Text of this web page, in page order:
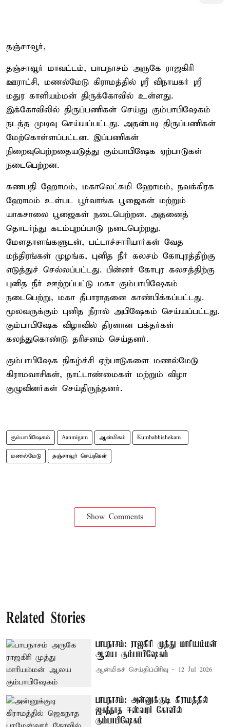
தஞ்சாவூர்,
தஞ்சாவூர் மாவட்டம், பாபநாசம் அருகே ராஜகிரி
ஊராட்சி, மணல்மேடு கிராமத்தில் ஸ்ரீ விநாயகர் ஸ்ரீ
மதுர காளியம்மன் திருக்கோவில் உள்ளது.
இக்கோவிலில் திருப்பணிகள் செய்து கும்பாபிஷேகம்
நடத்த முடிவு செய்யப்பட்டது. அதன்படி திருப்பணிகள்
மேற்கொள்ளப்பட்டன. இப்பணிகள்
நிறைவுபெற்றதையடுத்து கும்பாபிஷேக ஏற்பாடுகள்
நடைபெற்றன.
கணபதி ஹோமம், மகாலெட்சுமி ஹோமம், நவக்கிரக
ஹோமம் உள்பட பூர்வாங்க பூஜைகள் மற்றும்
யாகசாலை பூஜைகள் நடைபெற்றன. அதனைத்
தொடர்ந்து கடம்புறப்பாடு நடைபெற்றது.
மேளதாளங்களுடன், பட்டாச்சாரியார்கள் வேத
மந்திரங்கள் முழங்க, புனித நீர் கலசம் கோபுரத்திற்கு
எடுத்துச் செல்லப்பட்டது. பின்னர் கோபுர கலசத்திற்கு
புனித நீர் ஊற்றப்பட்டு மகா கும்பாபிஷேகம்
நடைபெற்று, மகா தீபாராதனை காண்பிக்கப்பட்டது.
மூலவருக்கும் புனித நீரால் அபிஷேகம் செய்யப்பட்டது.
கும்பாபிஷேக விழாவில் திரளான பக்தர்கள்
கலந்துகொண்டு தரிசனம் செய்தனர்.
கும்பாபிஷேக நிகழ்ச்சி ஏற்பாடுகளை மணல்மேடு
கிராமவாசிகள், நாட்டாண்மைகள் மற்றும் விழா
குழுவினர்கள் செய்திருந்தனர்.
கும்பாபிஷேகம் Aanmigam ஆன்மிகம் Kumbabhishekam ​
மணல்மேடு தஞ்சாவூர் செய்திகள்
Show Comments
Related Stories
பாபநாசம்: ராஜகிரி முத்து மாரியம்மன்
ஆலய கும்பாபிஷேகம்
ஆன்மிகச் செய்திப்பிரிவு 12 Jul 2026
பாபநாசம்: அன்னுக்குடி கிராமத்தில்
ஜகந்நாத ஈஸ்வரர் கோவில்
கும்பாபிஷேகம்